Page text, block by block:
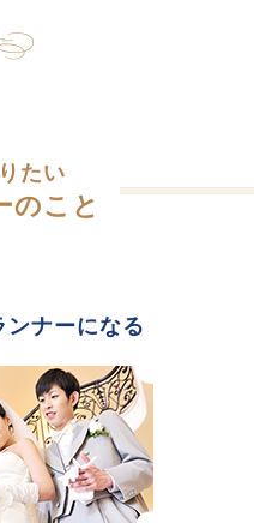
たい
のこと
ンナーになる